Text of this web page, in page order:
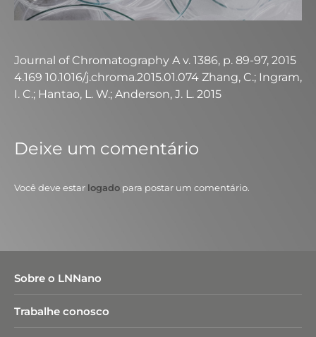
Journal of Chromatography A v. 1386, p. 89-97, 2015
4.169 10.1016/j.chroma.2015.01.074 Zhang, C.; Ingram,
I. C.; Hantao, L. W.; Anderson, J. L. 2015
Deixe um comentário
Você deve estar logado para postar um comentário.
Sobre o LNNano
Trabalhe conosco